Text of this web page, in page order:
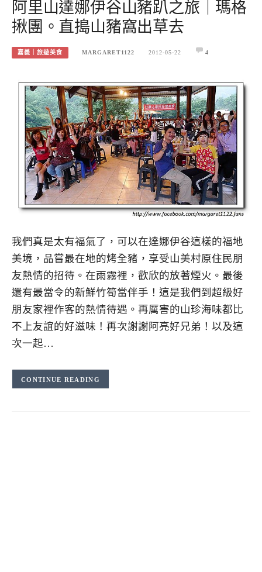
阿里山達娜伊谷山豬趴之旅｜瑪格
揪團。直搗山豬窩出草去
嘉義｜旅遊美食 MARGARET1122 2012-05-22 4
我們真是太有福氣了，可以在達娜伊谷這樣的福地
美境，品嘗最在地的烤全豬，享受山美村原住民朋
友熱情的招待。在雨霧裡，歡欣的放著煙火。最後
還有最當令的新鮮竹筍當伴手！這是我們到超級好
朋友家裡作客的熱情待遇。再厲害的山珍海味都比
不上友誼的好滋味！再次謝謝阿亮好兄弟！以及這
次一起…
CONTINUE READING